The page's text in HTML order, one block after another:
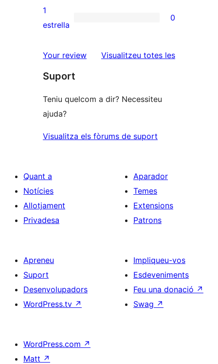
3
estrelles
valoracions
de
estrelles
0
de
estrelles
1
estrella
0
Your review Visualitzeu totes lesressenyes
Suport
Teniu quelcom a dir? Necessiteu
ajuda?
Visualitza els fòrums de suport
Quant a
Notícies
Allotjament
Privadesa
Aparador
Temes
Extensions
Patrons
Apreneu
Suport
Desenvolupadors
WordPress.tv ↗
Impliqueu-vos
Esdeveniments
Feu una donació ↗
Swag ↗
WordPress.com ↗
Matt ↗